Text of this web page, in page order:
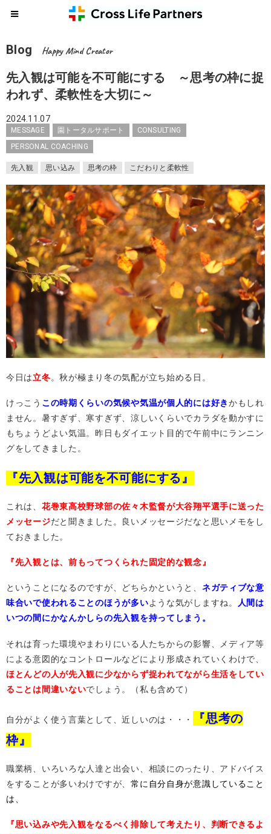
Blog Happy Mind Creator
先入観は可能を不可能にする ～思考の枠に捉
われず、柔軟性を大切に～
2024.11.07
MESSAGE 園トータルサポート
CONSULTING
PERSONAL COACHING
先入観 思い込み 思考の枠 こだわりと柔軟性
今日は立冬。秋が極まり冬の気配が立ち始める日。
けっこう この時期くらいの気候や気温が個人的には好きかもしれ
ません。暑すぎず、寒すぎず、涼しいくらいでカラダを動かすに
もちょうどよい気温。昨日もダイエット目的で午前中にランニン
グをしてきました。
『先入観は可能を不可能にする』
これは、 花巻東高校野球部の佐々木監督が大谷翔平選手に送った
メッセージだと聞きました。良いメッセージだなと思いメモをし
ておきました。
『先入観とは、前もってつくられた固定的な観念』
ということになるのですが、どちらかというと、 ネガティブな意
味合いで使われることのほうが多いような気がしますね。 人間は
いつの間にかなんかしらの先入観を持ってしまう。
それは育った環境やまわりにいる人たちからの影響、メディア等
による意図的なコントロールなどにより形成されていくわけで、
ほとんどの人が先入観に少なからず捉われてながら生活をしてい
ることは間違いないでしょう。（私も含めて）
自分がよく使う言葉として、近しいのは・・・
『思考の
枠』
職業柄、いろいろな人達と出会い、相談にのったり、アドバイス
をすることが多いわけですが、常に自分自身が意識していること
は、
『思い込みや先入観をなるべく排除して考えたり、判断できるよ